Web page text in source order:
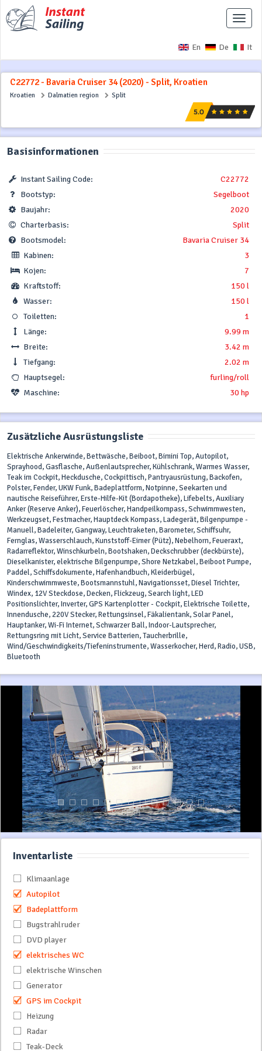
En De It
C22772 - Bavaria Cruiser 34 (2020) - Split, Kroatien
Kroatien Dalmatien region Split
Basisinformationen
Instant Sailing Code:
C22772
Bootstyp:
Segelboot
Baujahr:
2020
Charterbasis:
Split
Bootsmodel:
Bavaria Cruiser 34
Kabinen:
3
Kojen:
7
Kraftstoff:
150 l
Wasser:
150 l
Toiletten:
1
Länge:
9.99 m
Breite:
3.42 m
Tiefgang:
2.02 m
Hauptsegel:
furling/roll
Maschine:
30 hp
Zusätzliche Ausrüstungsliste
Elektrische Ankerwinde, Bettwäsche, Beiboot, Bimini Top, Autopilot,
Sprayhood, Gasflasche, Außenlautsprecher, Kühlschrank, Warmes Wasser,
Teak im Cockpit, Heckdusche, Cockpittisch, Pantryausrüstung, Backofen,
Polster, Fender, UKW Funk, Badeplattform, Notpinne, Seekarten und
nautische Reiseführer, Erste-Hilfe-Kit (Bordapotheke), Lifebelts, Auxiliary
Anker (Reserve Anker), Feuerlöscher, Handpeilkompass, Schwimmwesten,
Werkzeugset, Festmacher, Hauptdeck Kompass, Ladegerät, Bilgenpumpe -
Manuell, Badeleiter, Gangway, Leuchtraketen, Barometer, Schiffsuhr,
Fernglas, Wasserschlauch, Kunststoff-Eimer (Pütz), Nebelhorn, Feueraxt,
Radarreflektor, Winschkurbeln, Bootshaken, Deckschrubber (deckbürste),
Dieselkanister, elektrische Bilgenpumpe, Shore Netzkabel, Beiboot Pumpe,
Paddel, Schiffsdokumente, Hafenhandbuch, Kleiderbügel,
Kinderschwimmweste, Bootsmannstuhl, Navigationsset, Diesel Trichter,
Windex, 12V Steckdose, Decken, Flickzeug, Search light, LED
Positionslichter, Inverter, GPS Kartenplotter - Cockpit, Elektrische Toilette,
Innendusche, 220V Stecker, Rettungsinsel, Fäkalientank, Solar Panel,
Hauptanker, Wi-Fi Internet, Schwarzer Ball, Indoor-Lautsprecher,
Rettungsring mit Licht, Service Batterien, Taucherbrille,
Wind/Geschwindigkeits/Tiefeninstrumente, Wasserkocher, Herd, Radio, USB,
Bluetooth
Inventarliste
Klimaanlage
Autopilot
Badeplattform
Bugstrahlruder
DVD player
elektrisches WC
elektrische Winschen
Generator
GPS im Cockpit
Heizung
Radar
Teak-Deck